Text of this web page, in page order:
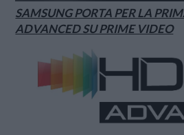
SAMSUNG PORTA PER LA
ADVANCED SU PRIME VIDEO